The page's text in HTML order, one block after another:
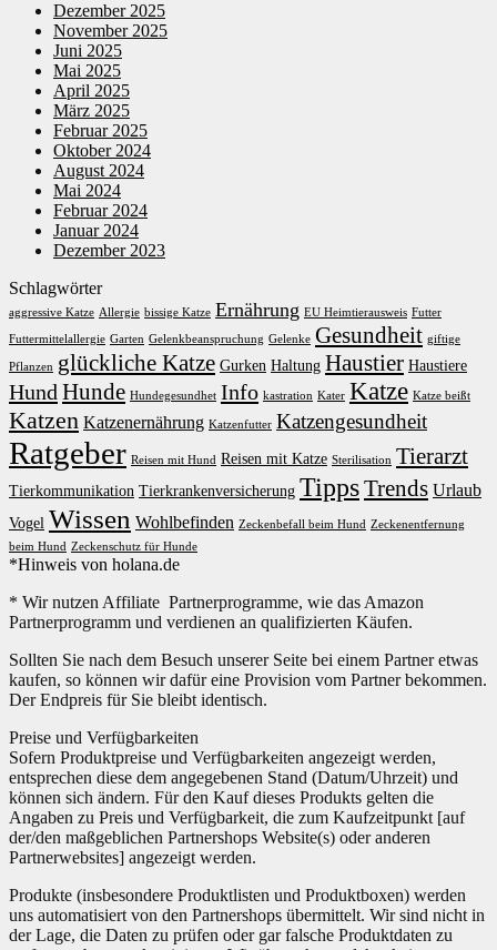
Dezember 2025
November 2025
Juni 2025
Mai 2025
April 2025
März 2025
Februar 2025
Oktober 2024
August 2024
Mai 2024
Februar 2024
Januar 2024
Dezember 2023
Schlagwörter
aggressive Katze Allergie bissige Katze Ernährung EU Heimtierausweis Futter
Futtermittelallergie Garten Gelenkbeanspruchung Gelenke Gesundheit giftige
Pflanzen glückliche Katze Gurken Haltung Haustier Haustiere
Hund Hunde Hundegesundhet Info kastration Kater Katze Katze beißt
Katzen Katzenernährung Katzenfutter Katzengesundheit
Ratgeber Reisen mit Hund Reisen mit Katze Sterilisation Tierarzt
Tierkommunikation Tierkrankenversicherung TippsTrends Urlaub
Vogel Wissen Wohlbefinden Zeckenbefall beim Hund Zeckenentfernung
beim Hund Zeckenschutz für Hunde
*Hinweis von holana.de
* Wir nutzen Affiliate Partnerprogramme, wie das Amazon
Partnerprogramm und verdienen an qualifizierten Käufen.
Sollten Sie nach dem Besuch unserer Seite bei einem Partner etwas
kaufen, so können wir dafür eine Provision vom Partner bekommen.
Der Endpreis für Sie bleibt identisch.
Preise und Verfügbarkeiten
Sofern Produktpreise und Verfügbarkeiten angezeigt werden,
entsprechen diese dem angegebenen Stand (Datum/Uhrzeit) und
können sich ändern. Für den Kauf dieses Produkts gelten die
Angaben zu Preis und Verfügbarkeit, die zum Kaufzeitpunkt [auf
der/den maßgeblichen Partnershops Website(s) oder anderen
Partnerwebsites] angezeigt werden.
Produkte (insbesondere Produktlisten und Produktboxen) werden
uns automatisiert von den Partnershops übermittelt. Wir sind nicht in
der Lage, die Daten zu prüfen oder gar falsche Produktdaten zu